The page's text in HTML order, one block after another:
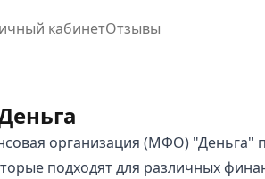
кабинетОтзывы
организация (МФО) "Деньга"
подходят для различных